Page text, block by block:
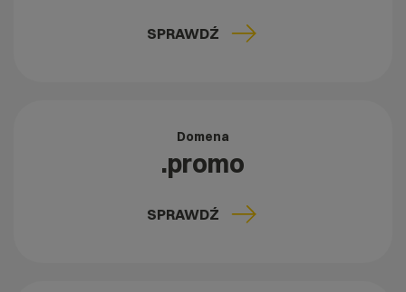
SPRAWDŹ
Domena
.promo
SPRAWDŹ